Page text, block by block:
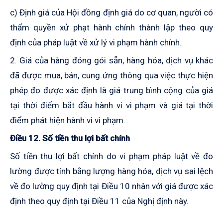
c) Định giá của Hội đồng định giá do cơ quan, người có
thẩm quyền xử phạt hành chính thành lập theo quy
định của pháp luật về xử lý vi phạm hành chính.
2. Giá của hàng đóng gói sẵn, hàng hóa, dịch vụ khác
đã được mua,bán, cung ứng thông qua việc thực hiện
phép đo được xác định là giá trung bình cộng của giá
tại thời điểm bắt đầu hành vi vi phạm và giá tại thời
điểm phát hiện hành vi vi phạm.
Điều 12. Số tiền thu lợi bất chính
Số tiền thu lợi bất chính do vi phạm pháp luật về đo
lường được tính bằng lượng hàng hóa, dịch vụ sai lệch
về đo lường quy định tại Điều 10 nhân với giá được xác
định theo quy định tại Điều 1 1 của Nghị định này.